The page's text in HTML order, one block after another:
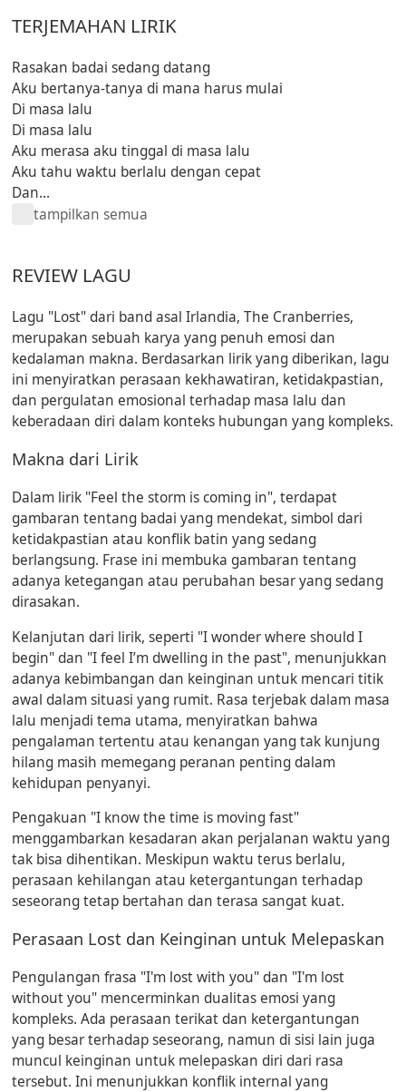
TERJEMAHAN LIRIK
Rasakan badai sedang datang
Aku bertanya-tanya di mana harus mulai
Di masa lalu
Di masa lalu
Aku merasa aku tinggal di masa lalu
Aku tahu waktu berlalu dengan cepat
Dan...
tampilkan semua
REVIEW LAGU
Lagu "Lost" dari band asal Irlandia, The Cranberries,
merupakan sebuah karya yang penuh emosi dan
kedalaman makna. Berdasarkan lirik yang diberikan, lagu
ini menyiratkan perasaan kekhawatiran, ketidakpastian,
dan pergulatan emosional terhadap masa lalu dan
keberadaan diri dalam konteks hubungan yang kompleks.
Makna dari Lirik
Dalam lirik "Feel the storm is coming in", terdapat
gambaran tentang badai yang mendekat, simbol dari
ketidakpastian atau konflik batin yang sedang
berlangsung. Frase ini membuka gambaran tentang
adanya ketegangan atau perubahan besar yang sedang
dirasakan.
Kelanjutan dari lirik, seperti "I wonder where should I
begin" dan "I feel I’m dwelling in the past", menunjukkan
adanya kebimbangan dan keinginan untuk mencari titik
awal dalam situasi yang rumit. Rasa terjebak dalam masa
lalu menjadi tema utama, menyiratkan bahwa
pengalaman tertentu atau kenangan yang tak kunjung
hilang masih memegang peranan penting dalam
kehidupan penyanyi.
Pengakuan "I know the time is moving fast"
menggambarkan kesadaran akan perjalanan waktu yang
tak bisa dihentikan. Meskipun waktu terus berlalu,
perasaan kehilangan atau ketergantungan terhadap
seseorang tetap bertahan dan terasa sangat kuat.
Perasaan Lost dan Keinginan untuk Melepaskan
Pengulangan frasa "I'm lost with you" dan "I'm lost
without you" mencerminkan dualitas emosi yang
kompleks. Ada perasaan terikat dan ketergantungan
yang besar terhadap seseorang, namun di sisi lain juga
muncul keinginan untuk melepaskan diri dari rasa
tersebut. Ini menunjukkan konflik internal yang